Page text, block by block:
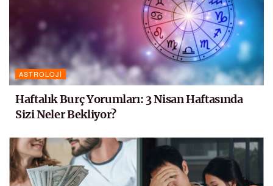
ASTROLOJI
Haftalık Burç Yorumları: 3 Nisan Haftasında
Sizi Neler Bekliyor?